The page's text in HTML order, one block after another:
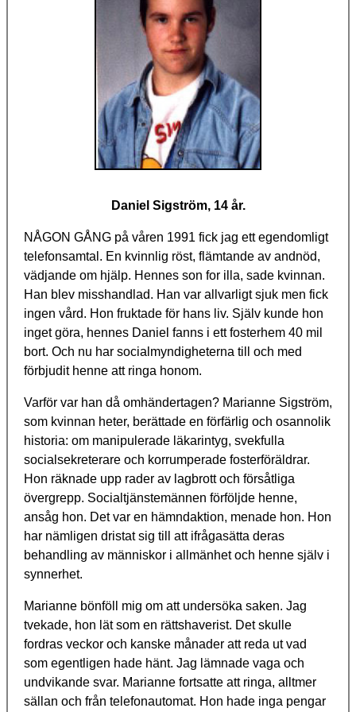
Daniel Sigström, 14 år.
NÅGON GÅNG på våren 1991 fick jag ett egendomligt
telefonsamtal. En kvinnlig röst, flämtande av andnöd,
vädjande om hjälp. Hennes son for illa, sade kvinnan.
Han blev misshandlad. Han var allvarligt sjuk men fick
ingen vård. Hon fruktade för hans liv. Själv kunde hon
inget göra, hennes Daniel fanns i ett fosterhem 40 mil
bort. Och nu har socialmyndigheterna till och med
förbjudit henne att ringa honom.
Varför var han då omhändertagen? Marianne Sigström,
som kvinnan heter, berättade en förfärlig och osannolik
historia: om manipulerade läkarintyg, svekfulla
socialsekreterare och korrumperade fosterföräldrar.
Hon räknade upp rader av lagbrott och försåtliga
övergrepp. Socialtjänstemännen förföljde henne,
ansåg hon. Det var en hämndaktion, menade hon. Hon
har nämligen dristat sig till att ifrågasätta deras
behandling av människor i allmänhet och henne själv i
synnerhet.
Marianne bönföll mig om att undersöka saken. Jag
tvekade, hon lät som en rättshaverist. Det skulle
fordras veckor och kanske månader att reda ut vad
som egentligen hade hänt. Jag lämnade vaga och
undvikande svar. Marianne fortsatte att ringa, alltmer
sällan och från telefonautomat. Hon hade inga pengar